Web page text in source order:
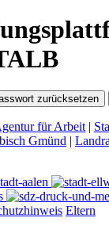
zurücksetzen
für Arbeit |
Gmünd |
Eltern